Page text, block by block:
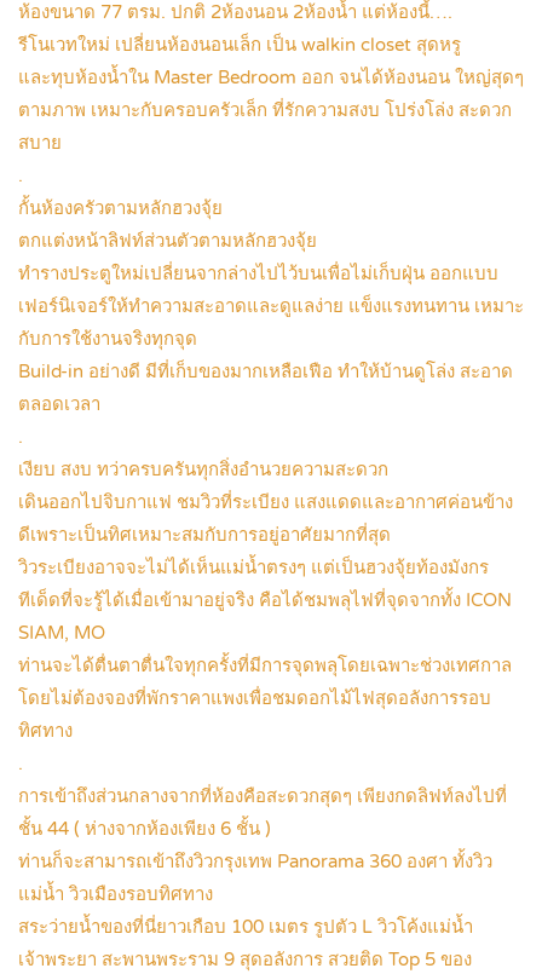
ห้องขนาด 77 ตรม. ปกติ 2ห้องนอน 2ห้องน้ำ แต่ห้องนี้….
รีโนเวทใหม่ เปลี่ยนห้องนอนเล็ก เป็น walkin closet สุดหรู
และทุบห้องน้ำใน Master Bedroom ออก จนได้ห้องนอน ใหญ่สุดๆ
ตามภาพ เหมาะกับครอบครัวเล็ก ที่รักความสงบ โปร่งโล่ง สะดวก
สบาย
.
กั้นห้องครัวตามหลักฮวงจุ้ย
ตกแต่งหน้าลิฟท์ส่วนตัวตามหลักฮวงจุ้ย
ทำรางประตูใหม่เปลี่ยนจากล่างไปไว้บนเพื่อไม่เก็บฝุ่น ออกแบบ
เฟอร์นิเจอร์ให้ทำความสะอาดและดูแลง่าย แข็งแรงทนทาน เหมาะ
กับการใช้งานจริงทุกจุด
Build-in อย่างดี มีที่เก็บของมากเหลือเฟือ ทำให้บ้านดูโล่ง สะอาด
ตลอดเวลา
.
เงียบ สงบ ทว่าครบครันทุกสิ่งอำนวยความสะดวก
เดินออกไปจิบกาแฟ ชมวิวที่ระเบียง แสงแดดและอากาศค่อนข้าง
ดีเพราะเป็นทิศเหมาะสมกับการอยู่อาศัยมากที่สุด
วิวระเบียงอาจจะไม่ได้เห็นแม่น้ำตรงๆ แต่เป็นฮวงจุ้ยท้องมังกร
ทีเด็ดที่จะรู้ได้เมื่อเข้ามาอยู่จริง คือได้ชมพลุไฟที่จุดจากทั้ง ICON
SIAM, MO
ท่านจะได้ตื่นตาตื่นใจทุกครั้งที่มีการจุดพลุโดยเฉพาะช่วงเทศกาล
โดยไม่ต้องจองที่พักราคาแพงเพื่อชมดอกไม้ไฟสุดอลังการรอบ
ทิศทาง
.
การเข้าถึงส่วนกลางจากที่ห้องคือสะดวกสุดๆ เพียงกดลิฟท์ลงไปที่
ชั้น 44 ( ห่างจากห้องเพียง 6 ชั้น )
ท่านก็จะสามารถเข้าถึงวิวกรุงเทพ Panorama 360 องศา ทั้งวิว
แม่น้ำ วิวเมืองรอบทิศทาง
สระว่ายน้ำของที่นี่ยาวเกือบ 100 เมตร รูปตัว L วิวโค้งแม่น้ำ
เจ้าพระยา สะพานพระราม 9 สุดอลังการ สวยติด Top 5 ของ